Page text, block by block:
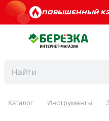
ПОВЫШЕННЫЙ
Каталог Инструменты